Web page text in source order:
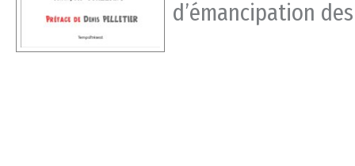
d’émancipation